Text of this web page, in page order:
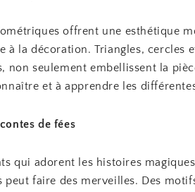
offrent une esthétique
à la décoration. Triangles, cercles
non seulement embellissent la
et à apprendre les
de fées
qui adorent les histoires
peut faire des merveilles. Des